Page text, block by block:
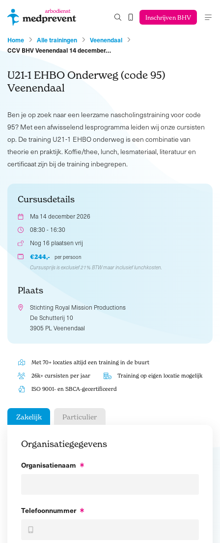
Inschrijven BHV
Home Alle trainingen
Veenendaal
CCV BHV Veenendaal 14 december…
U21-1 EHBO Onderweg (code 95)
Veenendaal
Ben je op zoek naar een leerzame nascholingstraining voor code
95? Met een afwisselend lesprogramma leiden wij onze cursisten
op. De training U21-1 EHBO onderweg is een combinatie van
theorie en praktijk. Koffie/thee, lunch, lesmateriaal, literatuur en
certificaat zijn bij de training inbegrepen.
Cursusdetails
Ma 14 december 2026
08:30 - 16:30
Nog 16 plaatsen vrij
€244,-
per persoon
Cursusprijs is exclusief 21% BTW maar inclusief lunchkosten.
Plaats
Stichting Royal Mission Productions
De Schutterij 10
3905 PL Veenendaal
Met 70+ locaties altijd een training in de buurt
26k+ cursisten per jaar Training op eigen locatie mogelijk
ISO 9001- en SBCA-gecertificeerd
Zakelijk Particulier
Organisatiegegevens
Organisatienaam
Telefoonnummer